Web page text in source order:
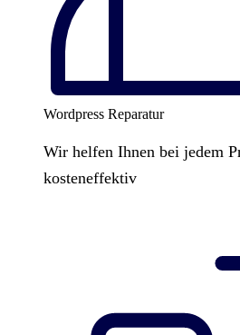
Wordpress Reparatur
Wir helfen Ihnen bei jedem
kosteneffektiv